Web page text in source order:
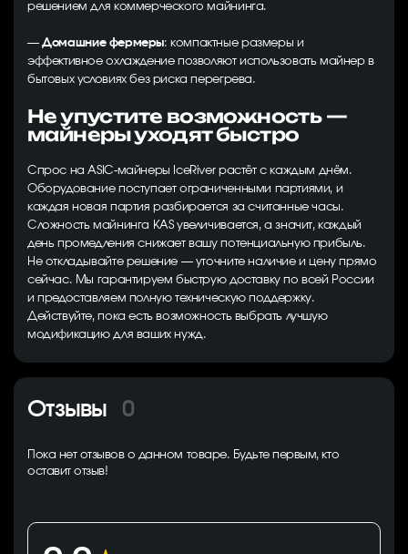
решением для коммерческого майнинга.
—Домашние фермеры: компактные размеры и
эффективное охлаждение позволяют использовать майнер в
бытовых условиях без риска перегрева.
Не упустите возможность —
майнеры уходят быстро
Спрос на ASIC-майнеры IceRiver растёт с каждым днём.
Оборудование поступает ограниченными партиями, и
каждая новая партия разбирается за считанные часы.
Сложность майнинга KAS увеличивается, а значит, каждый
день промедления снижает вашу потенциальную прибыль.
Не откладывайте решение — уточните наличие и цену прямо
сейчас. Мы гарантируем быструю доставку по всей России
и предоставляем полную техническую поддержку.
Действуйте, пока есть возможность выбрать лучшую
модификацию для ваших нужд.
Отзывы 0
Пока нет отзывов о данном товаре. Будьте первым, кто
оставит отзыв!